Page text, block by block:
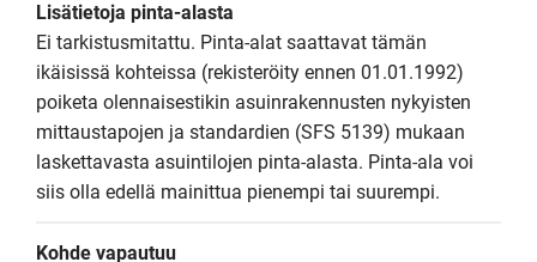
Lisätietoja pinta-alasta
Ei tarkistusmitattu. Pinta-alat saattavat tämän
ikäisissä kohteissa (rekisteröity ennen 01.01.1992)
poiketa olennaisestikin asuinrakennusten nykyisten
mittaustapojen ja standardien (SFS 5139) mukaan
laskettavasta asuintilojen pinta-alasta. Pinta-ala voi
siis olla edellä mainittua pienempi tai suurempi.
Kohde vapautuu